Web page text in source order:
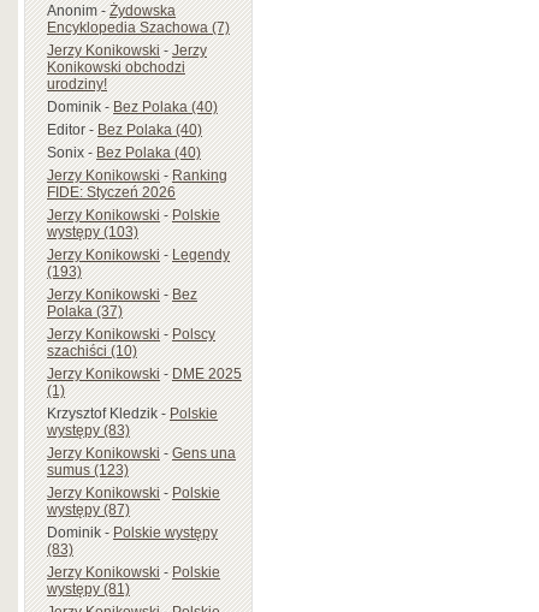
Anonim-Żydowska
Encyklopedia Szachowa (7)
Jerzy Konikowski-Jerzy
Konikowski obchodzi
urodziny!
Dominik-Bez Polaka (40)
Editor-Bez Polaka (40)
Sonix-Bez Polaka (40)
Jerzy Konikowski-Ranking
FIDE: Styczeń 2026
Jerzy Konikowski-Polskie
występy (103)
Jerzy Konikowski-Legendy
(193)
Jerzy Konikowski-Bez
Polaka (37)
Jerzy Konikowski-Polscy
szachiści (10)
Jerzy Konikowski-DME 2025
(1)
Krzysztof Kledzik-Polskie
występy (83)
Jerzy Konikowski-Gens una
sumus (123)
Jerzy Konikowski-Polskie
występy (87)
Dominik-Polskie występy
(83)
Jerzy Konikowski-Polskie
występy (81)